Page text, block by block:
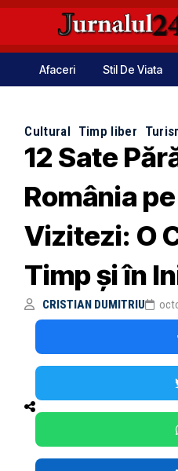
Afaceri Stil De Viata
Cultural Timp liber
12 Sate
România
Vizitezi: O
Timp și în
CRISTIAN DUMITRIU